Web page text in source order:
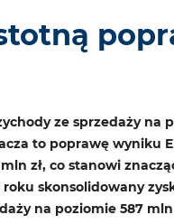
ze sprzedaży na
to poprawę wyniku
zł, co stanowi
skonsolidowany
na poziomie 587 mln